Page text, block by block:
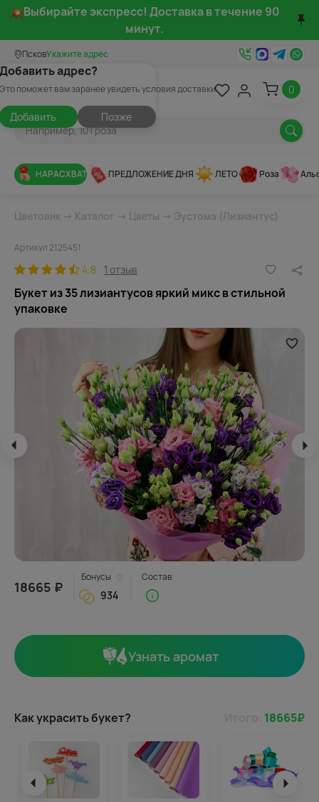
Выбирайте экспресс! Доставка в течение 90
минут.
ПсковУкажите адрес
адрес?
поможет вам заранее увидеть условия доставки
Добавить Позже
0
НАРАСХВАТ ПРЕДЛОЖЕНИЕ ДНЯ ЛЕТО Роза
Цветовик → Каталог → Цветы → Эустома (Лизиантус)
Артикул 2125451
4.8 1 отзыв
Букет из 35 лизиантусов яркий микс в стильной
упаковке
18665 ₽
Бонусы
934
Состав
Узнать аромат
Как украсить букет? 18665₽